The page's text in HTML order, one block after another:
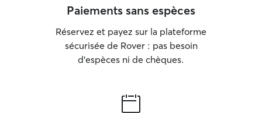
Paiements sans espèces
Réservez et payez sur la plateforme
sécurisée de Rover : pas besoin
d'espèces ni de chèques.